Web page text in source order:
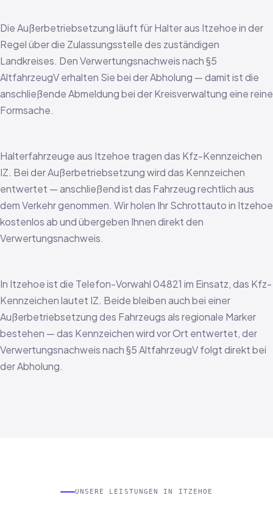
Die Außerbetriebsetzung läuft für Halter aus Itzehoe in der
Regel über die Zulassungsstelle des zuständigen
Landkreises. Den Verwertungsnachweis nach §5
AltfahrzeugV erhalten Sie bei der Abholung — damit ist die
anschließende Abmeldung bei der Kreisverwaltung eine reine
Formsache.
Halterfahrzeuge aus Itzehoe tragen das Kfz-Kennzeichen
IZ. Bei der Außerbetriebsetzung wird das Kennzeichen
entwertet — anschließend ist das Fahrzeug rechtlich aus
dem Verkehr genommen. Wir holen Ihr Schrottauto in Itzehoe
kostenlos ab und übergeben Ihnen direkt den
Verwertungsnachweis.
In Itzehoe ist die Telefon-Vorwahl 04821 im Einsatz, das Kfz-
Kennzeichen lautet IZ. Beide bleiben auch bei einer
Außerbetriebsetzung des Fahrzeugs als regionale Marker
bestehen — das Kennzeichen wird vor Ort entwertet, der
Verwertungsnachweis nach §5 AltfahrzeugV folgt direkt bei
der Abholung.
UNSERE LEISTUNGEN IN ITZEHOE